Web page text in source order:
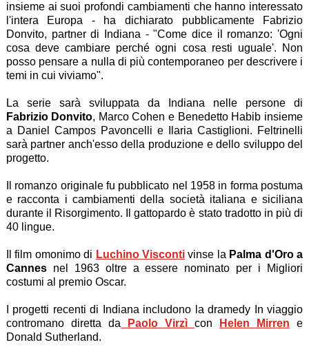
insieme ai suoi profondi cambiamenti che hanno interessato
l'intera Europa - ha dichiarato pubblicamente Fabrizio
Donvito, partner di Indiana - "Come dice il romanzo: 'Ogni
cosa deve cambiare perché ogni cosa resti uguale'. Non
posso pensare a nulla di più contemporaneo per descrivere i
temi in cui viviamo".
La serie sarà sviluppata da Indiana nelle persone di
Fabrizio Donvito, Marco Cohen e Benedetto Habib insieme
a Daniel Campos Pavoncelli e Ilaria Castiglioni. Feltrinelli
sarà partner anch'esso della produzione e dello sviluppo del
progetto.
Il romanzo originale fu pubblicato nel 1958 in forma postuma
e racconta i cambiamenti della società italiana e siciliana
durante il Risorgimento. Il gattopardo è stato tradotto in più di
40 lingue.
Il film omonimo di Luchino Visconti vinse la Palma d'Oro a
Cannesnel 1963 oltre a essere nominato per i Migliori
costumi al premio Oscar.
I progetti recenti di Indiana includono la dramedy In viaggio
contromano diretta da Paolo Virzìcon Helen Mirren e
Donald Sutherland.